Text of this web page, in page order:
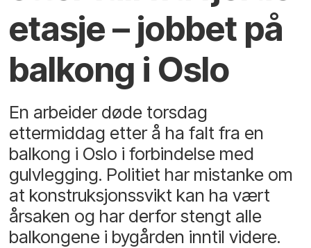
etasje – jobbet på
balkong i Oslo
En arbeider døde torsdag
ettermiddag etter å ha falt fra en
balkong i Oslo i forbindelse med
gulvlegging. Politiet har mistanke om
at konstruksjonssvikt kan ha vært
årsaken og har derfor stengt alle
balkongene i bygården inntil videre.